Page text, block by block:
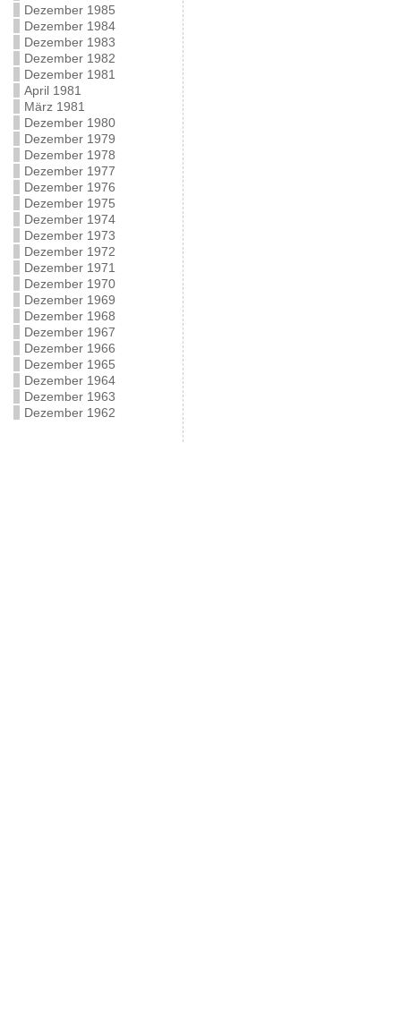
Dezember 1985
Dezember 1984
Dezember 1983
Dezember 1982
Dezember 1981
April 1981
März 1981
Dezember 1980
Dezember 1979
Dezember 1978
Dezember 1977
Dezember 1976
Dezember 1975
Dezember 1974
Dezember 1973
Dezember 1972
Dezember 1971
Dezember 1970
Dezember 1969
Dezember 1968
Dezember 1967
Dezember 1966
Dezember 1965
Dezember 1964
Dezember 1963
Dezember 1962